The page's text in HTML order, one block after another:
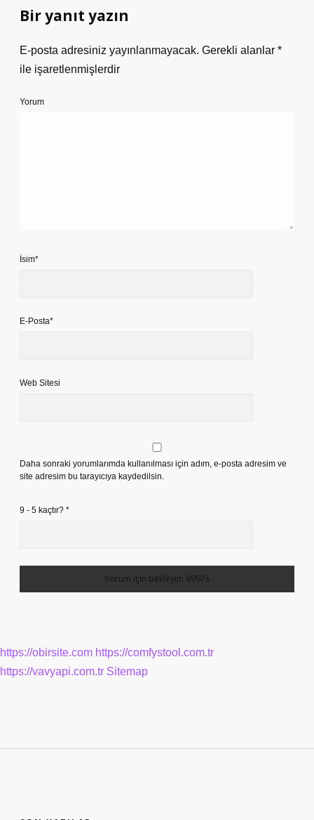
Bir yanıt yazın
E-posta adresiniz yayınlanmayacak. Gerekli alanlar *
ile işaretlenmişlerdir
Yorum
İsim*
E-Posta*
Web Sitesi
Daha sonraki yorumlarımda kullanılması için adım, e-posta adresim ve
site adresim bu tarayıcıya kaydedilsin.
9 - 5 kaçtır? *
https://obirsite.com https://comfystool.com.tr
https://vavyapi.com.tr Sitemap